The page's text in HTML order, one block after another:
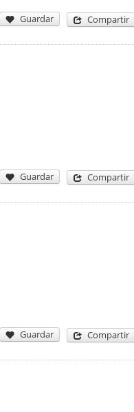
Guardar Compartir
Guardar Compartir
Guardar Compartir